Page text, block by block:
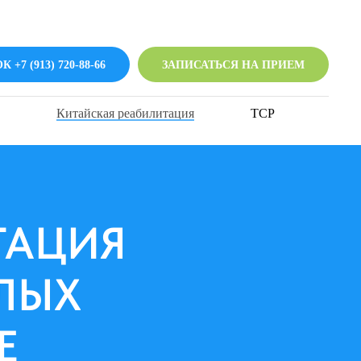
+7 (913) 720-88-66 ЗАПИСАТЬСЯ НА ПРИЕМ
Китайская реабилитация
ТСР